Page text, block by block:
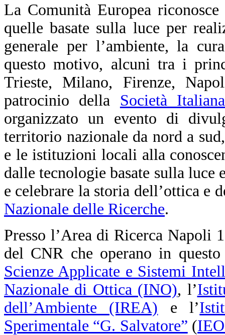
La Comunità Europea
quelle basate sulla luce per
generale per l’ambiente, la
questo motivo, alcuni tra i
Trieste, Milano, Firenze,
patrocinio della Società
organizzato un evento di
territorio nazionale da nord a
e le istituzioni locali alla
dalle tecnologie basate sulla
e celebrare la storia dell’ottica e
Nazionale delle Ricerche.
Presso l’Area di Ricerca
del CNR che operano in
Scienze Applicate e Sistemi
Nazionale di Ottica (INO), l’
dell’Ambiente (IREA) e l’
Sperimentale “G. Salvatore” (